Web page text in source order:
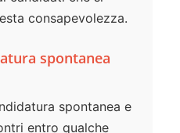
consapevolezza.
spontanea
spontanea e
entro qualche